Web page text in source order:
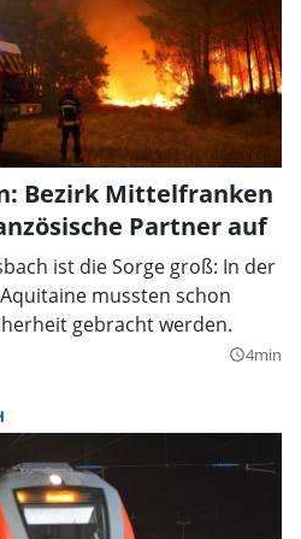
Bezirk Mittelfranken
Partner auf
ist die Sorge groß: In der
mussten schon
gebracht werden.
query_builder4min